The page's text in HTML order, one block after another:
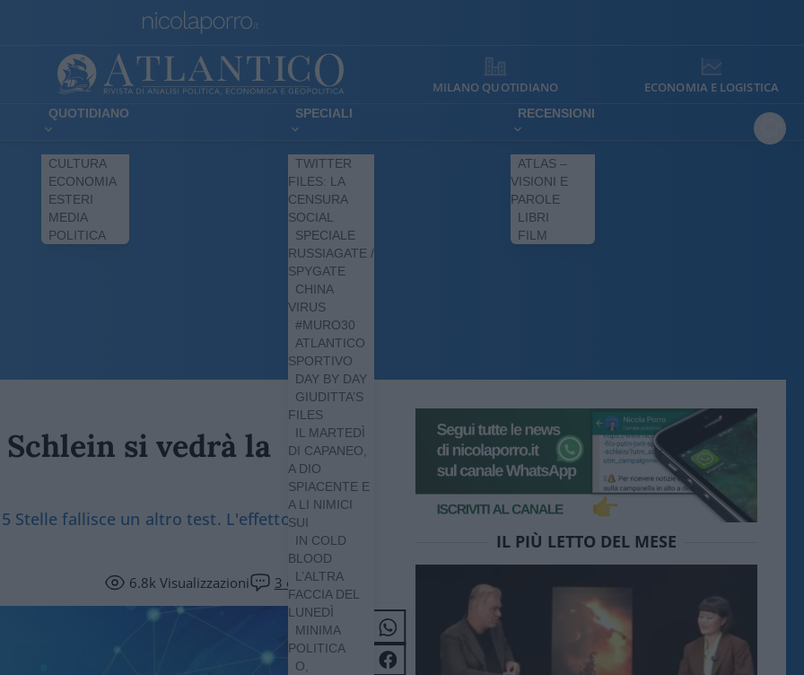
MILANO QUOTIDIANO ECONOMIA E LOGISTICA
QUOTIDIANO
CULTURA
ECONOMIA
ESTERI
MEDIA
POLITICA
SPECIALI
TWITTER
FILES: LA
CENSURA
SOCIAL
SPECIALE
RUSSIAGATE /
SPYGATE
CHINA
VIRUS
#MURO30
ATLANTICO
SPORTIVO
DAY BY DAY
GIUDITTA’S
FILES
IL MARTEDÌ
DI CAPANEO,
A DIO
SPIACENTE E
A LI NIMICI
SUI
IN COLD
BLOOD
L’ALTRA
FACCIA DEL
LUNEDÌ
MINIMA
POLITICA
O,
RECENSIONI
ATLAS –
VISIONI E
PAROLE
LIBRI
FILM
si vedrà la
Stelle fallisce un altro test. L'effetto Schlein fa
6.8k Visualizzazioni 3 commenti
IL PIÙ LETTO DEL MESE